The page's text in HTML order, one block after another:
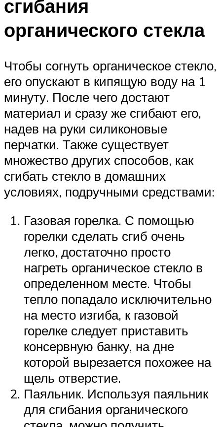
сгибания
органического стекла
Чтобы согнуть органическое стекло,
его опускают в кипящую воду на 1
минуту. После чего достают
материал и сразу же сгибают его,
надев на руки силиконовые
перчатки. Также существует
множество других способов, как
сгибать стекло в домашних
условиях, подручными средствами:
Газовая горелка. С помощью
горелки сделать сгиб очень
легко, достаточно просто
нагреть органическое стекло в
определенном месте. Чтобы
тепло попадало исключительно
на место изгиба, к газовой
горелке следует приставить
консервную банку, на дне
которой вырезается похожее на
щель отверстие.
Паяльник. Используя паяльник
для сгибания органического